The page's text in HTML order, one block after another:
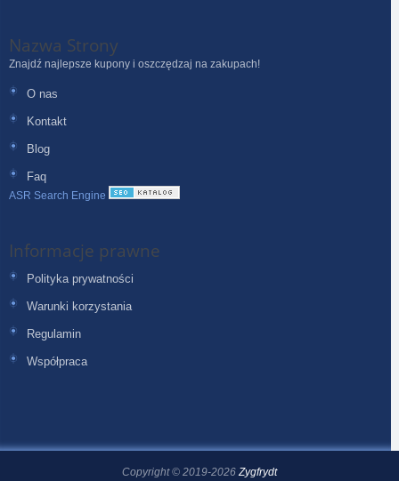
Nazwa Strony
Znajdź najlepsze kupony i oszczędzaj na zakupach!
O nas
Kontakt
Blog
Faq
ASR Search Engine
Informacje prawne
Polityka prywatności
Warunki korzystania
Regulamin
Współpraca
Copyright © 2019-2026 Zygfrydt